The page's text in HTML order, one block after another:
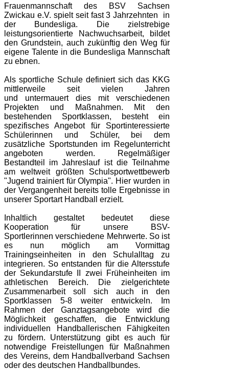
Frauenmannschaft des BSV Sachsen
Zwickau e.V. spielt seit fast 3 Jahrzehnten in
der Bundesliga. Die zielstrebige
leistungsorientierte Nachwuchsarbeit, bildet
den Grundstein, auch zukünftig den Weg für
eigene Talente in die Bundesliga Mannschaft
zu ebnen.
Als sportliche Schule definiert sich das KKG
mittlerweile seit vielen Jahren
und untermauert dies mit verschiedenen
Projekten und Maßnahmen. Mit den
bestehenden Sportklassen, besteht ein
spezifisches Angebot für Sportinteressierte
Schülerinnen und Schüler, bei dem
zusätzliche Sportstunden im Regelunterricht
angeboten werden. Regelmäßiger
Bestandteil im Jahreslauf ist die Teilnahme
am weltweit größten Schulsportwettbewerb
"Jugend trainiert für Olympia". Hier wurden in
der Vergangenheit bereits tolle Ergebnisse in
unserer Sportart Handball erzielt.
Inhaltlich gestaltet bedeutet diese
Kooperation für unsere BSV-
Sportlerinnen verschiedene Mehrwerte. So ist
es nun möglich am Vormittag
Trainingseinheiten in den Schulalltag zu
integrieren. So entstanden für die Altersstufe
der Sekundarstufe II zwei Früheinheiten im
athletischen Bereich. Die zielgerichtete
Zusammenarbeit soll sich auch in den
Sportklassen 5-8 weiter entwickeln. Im
Rahmen der Ganztagsangebote wird die
Möglichkeit geschaffen, die Entwicklung
individuellen Handballerischen Fähigkeiten
zu fördern. Unterstützung gibt es auch für
notwendige Freistellungen für Maßnahmen
des Vereins, dem Handballverband Sachsen
oder des deutschen Handballbundes.